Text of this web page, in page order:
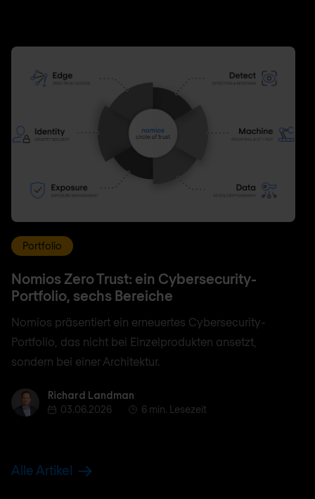
Portfolio
Nomios Zero Trust: ein Cybersecurity-
Portfolio, sechs Bereiche
Nomios präsentiert ein erneuertes Cybersecurity-
Portfolio, das nicht bei Einzelprodukten ansetzt,
sondern bei einer Architektur.
Richard Landman
Richard Landman
03.06.2026
6 min. Lesezeit
Alle Artikel